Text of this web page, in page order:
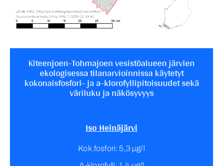
Kiteenjoen-Tohmajoen vesistöalueen järvien
ekologisessa tilanarvioinnissa käytetyt
kokonaisfosfori- ja a-klorofyllipitoisuudet sekä
väriluku ja näkösyvyys
Iso Heinäjärvi
Kok.fosfori: 5,3 µg/l